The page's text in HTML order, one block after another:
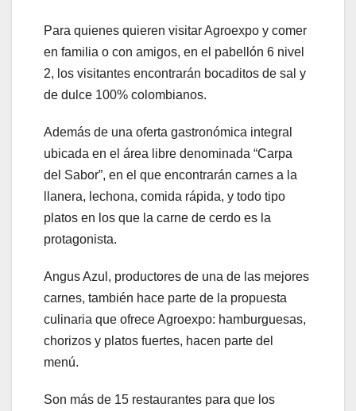
Para quienes quieren visitar Agroexpo y comer
en familia o con amigos, en el pabellón 6 nivel
2, los visitantes encontrarán bocaditos de sal y
de dulce 100% colombianos.
Además de una oferta gastronómica integral
ubicada en el área libre denominada “Carpa
del Sabor”, en el que encontrarán carnes a la
llanera, lechona, comida rápida, y todo tipo
platos en los que la carne de cerdo es la
protagonista.
Angus Azul, productores de una de las mejores
carnes, también hace parte de la propuesta
culinaria que ofrece Agroexpo: hamburguesas,
chorizos y platos fuertes, hacen parte del
menú.
Son más de 15 restaurantes para que los